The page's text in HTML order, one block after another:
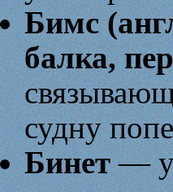
Бимс
балка,
судну
Бинет—